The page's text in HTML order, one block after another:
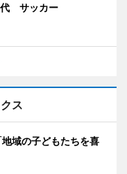
代 サッカー
ス
域の子どもたちを喜